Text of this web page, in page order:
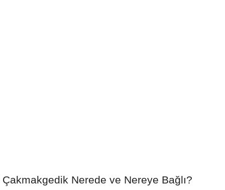
Çakmakgedik Nerede ve Nereye Bağlı?